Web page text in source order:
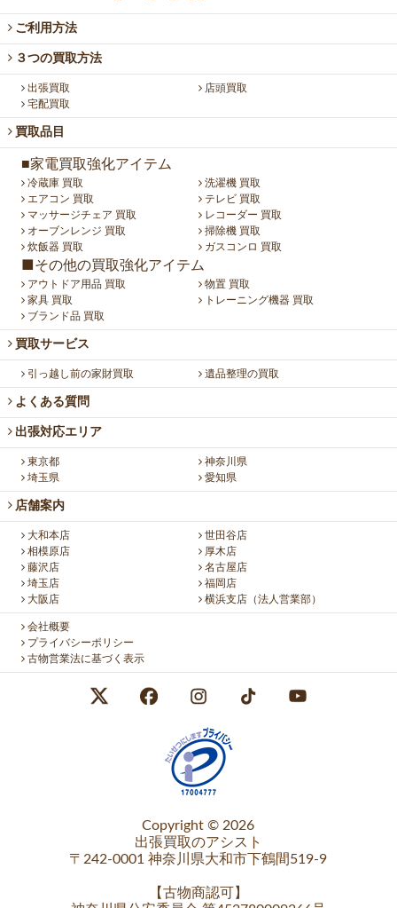
ご利用方法
３つの買取方法
出張買取
店頭買取
宅配買取
買取品目
■家電買取強化アイテム
冷蔵庫 買取
洗濯機 買取
エアコン 買取
テレビ 買取
マッサージチェア 買取
レコーダー 買取
オーブンレンジ 買取
掃除機 買取
炊飯器 買取
ガスコンロ 買取
■その他の買取強化アイテム
アウトドア用品 買取
物置 買取
家具 買取
トレーニング機器 買取
ブランド品 買取
買取サービス
引っ越し前の家財買取 遺品整理の買取
よくある質問
出張対応エリア
東京都
神奈川県
埼玉県
愛知県
店舗案内
大和本店
世田谷店
相模原店
厚木店
藤沢店
名古屋店
埼玉店
福岡店
大阪店
横浜支店（法人営業部）
会社概要
プライバシーポリシー
古物営業法に基づく表示
Copyright © 2026
出張買取のアシスト
〒242-0001 神奈川県大和市下鶴間519-9
【古物商認可
】